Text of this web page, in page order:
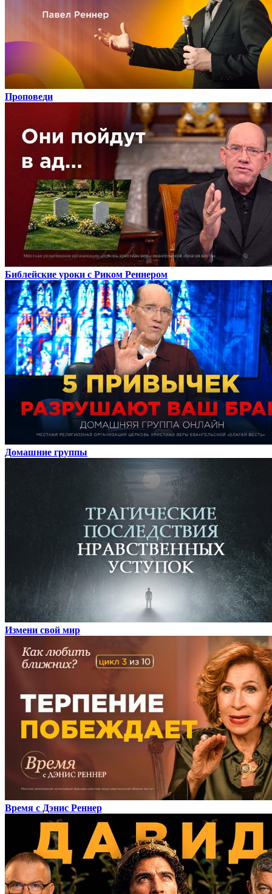
Проповеди
Библейские уроки с Риком Реннером
Домашние группы
Измени свой мир
Время с Дэнис Реннер